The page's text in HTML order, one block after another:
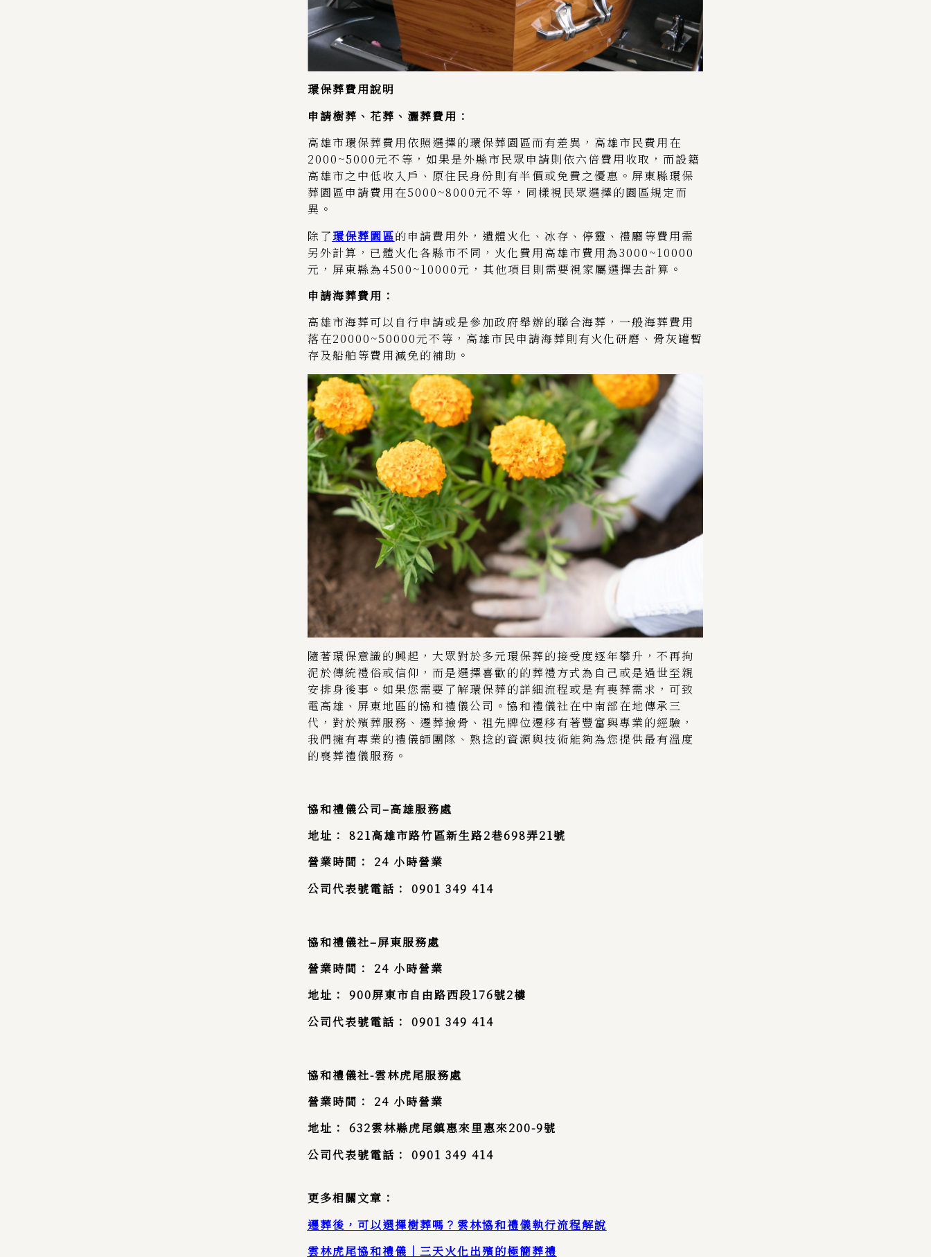
環保葬費用說明
申請樹葬、花葬、灑葬費用：
高雄市環保葬費用依照選擇的環保葬園區而有差異，高雄市民費用在
2000~5000元不等，如果是外縣市民眾申請則依六倍費用收取，而設籍
高雄市之中低收入戶、原住民身份則有半價或免費之優惠。屏東縣環保
葬園區申請費用在5000~8000元不等，同樣視民眾選擇的園區規定而
異。
除了環保葬園區的申請費用外，遺體火化、冰存、停靈、禮廳等費用需
另外計算，已體火化各縣市不同，火化費用高雄市費用為3000~10000
元，屏東縣為4500~10000元，其他項目則需要視家屬選擇去計算。
申請海葬費用：
高雄市海葬可以自行申請或是參加政府舉辦的聯合海葬，一般海葬費用
落在20000~50000元不等，高雄市民申請海葬則有火化研磨、骨灰罐暫
存及船舶等費用減免的補助。
隨著環保意識的興起，大眾對於多元環保葬的接受度逐年攀升，不再拘
泥於傳統禮俗或信仰，而是選擇喜歡的的葬禮方式為自己或是過世至親
安排身後事。如果您需要了解環保葬的詳細流程或是有喪葬需求，可致
電高雄、屏東地區的協和禮儀公司。協和禮儀社在中南部在地傳承三
代，對於殯葬服務、遷葬撿骨、 祖先牌位遷移有著豐富與專業的經驗，
我們擁有專業的禮儀師團隊、熟捻的資源與技術能夠為您提供最有溫度
的喪葬禮儀服務。
協和禮儀公司–高雄服務處
地址：
821高雄市路竹區新生路2巷698弄21號
營業時間：
24 小時營業
公司代表號電話：
0901 349 414
協和禮儀社–屏東服務處
營業時間：
24 小時營業
地址： 900屏東市自由路西段176號2樓
公司代表號電話：
0901 349 414
協和禮儀社-雲林虎尾服務處
營業時間：
24 小時營業
地址：
632雲林縣虎尾鎮惠來里惠來200-9號
公司代表號電話：
0901 349 414
更多相關文章：
遷葬後，可以選擇樹葬嗎？雲林協和禮儀執行流程解說
雲林虎尾協和禮儀｜三天火化出殯的極簡葬禮